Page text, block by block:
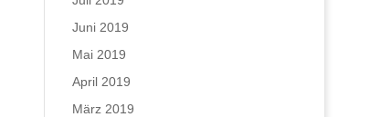
Juni 2019
Mai 2019
April 2019
März 2019